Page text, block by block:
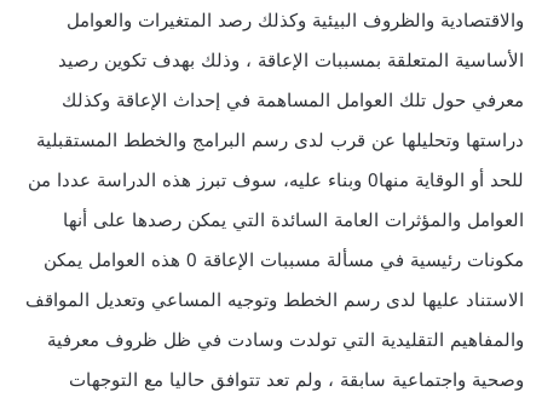
والاقتصادية والظروف البيئية وكذلك رصد المتغيرات والعوامل
الأساسية المتعلقة بمسببات الإعاقة ، وذلك بهدف تكوين رصيد
معرفي حول تلك العوامل المساهمة في إحداث الإعاقة وكذلك
دراستها وتحليلها عن قرب لدى رسم البرامج والخطط المستقبلية
للحد أو الوقاية منها0 وبناء عليه، سوف تبرز هذه الدراسة عددا من
العوامل والمؤثرات العامة السائدة التي يمكن رصدها على أنها
مكونات رئيسية في مسألة مسببات الإعاقة 0 هذه العوامل يمكن
الاستناد عليها لدى رسم الخطط وتوجيه المساعي وتعديل المواقف
والمفاهيم التقليدية التي تولدت وسادت في ظل ظروف معرفية
وصحية واجتماعية سابقة ، ولم تعد تتوافق حاليا مع التوجهات